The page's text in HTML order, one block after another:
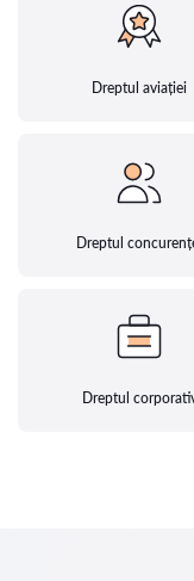
Dreptul aviației
Dreptul
Dreptul